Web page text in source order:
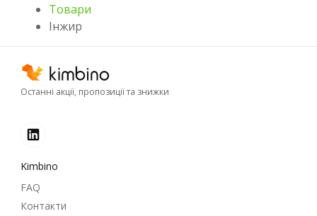
Товари
Інжир
Останні акції, пропозиції та знижки
Kimbino
FAQ
Контакти